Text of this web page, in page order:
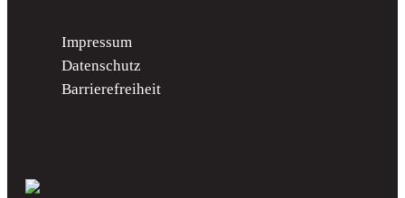
Impressum
Datenschutz
Barrierefreiheit